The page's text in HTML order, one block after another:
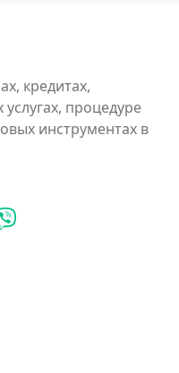
кредитах,
услугах, процедуре
инструментах в